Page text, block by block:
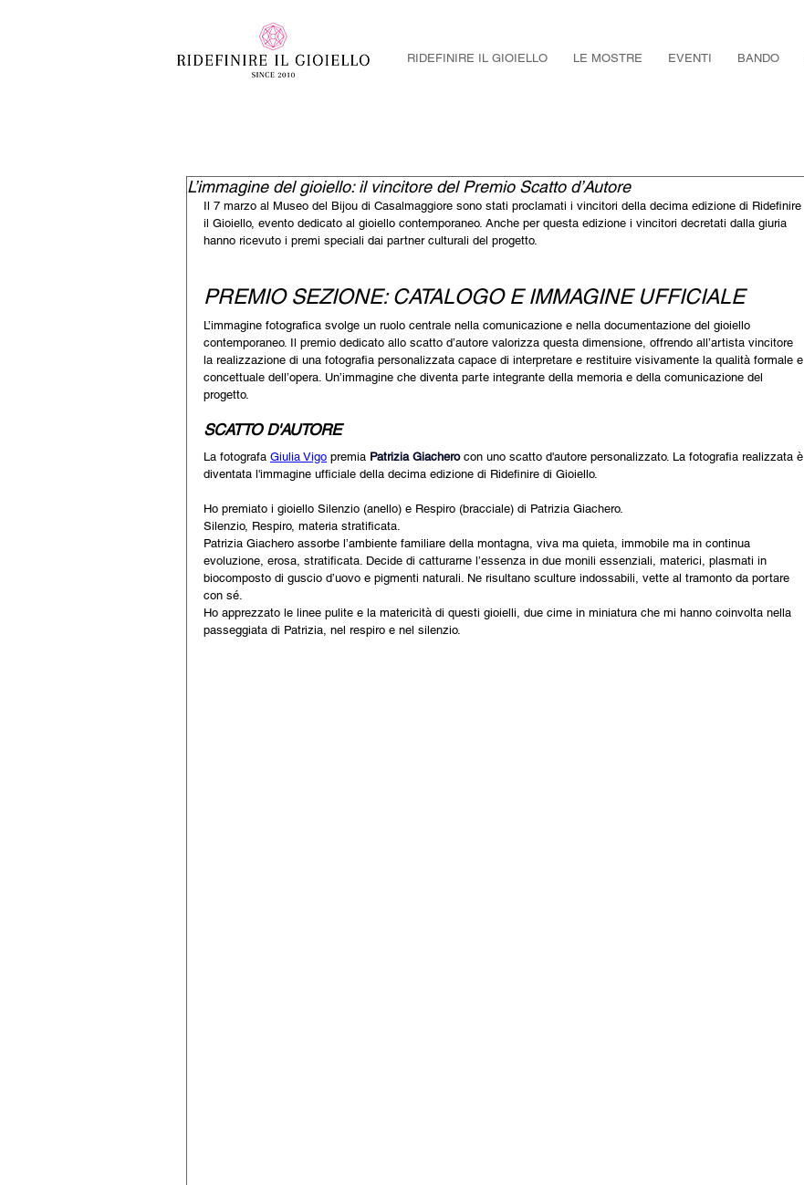
L’immagine del gioiello: il vincitore del Premio Scatto d’Autore
Il 7 marzo al Museo del Bijou di Casalmaggiore sono stati proclamati i vincitori della decima edizione di Ridefinire
il Gioiello, evento dedicato al gioiello contemporaneo. Anche per questa edizione i vincitori decretati dalla giuria
hanno ricevuto i premi speciali dai partner culturali del progetto.
PREMIO SEZIONE: CATALOGO E IMMAGINE UFFICIALE
L’immagine fotografica svolge un ruolo centrale nella comunicazione e nella documentazione del gioiello
contemporaneo. Il premio dedicato allo scatto d’autore valorizza questa dimensione, offrendo all’artista vincitore
la realizzazione di una fotografia personalizzata capace di interpretare e restituire visivamente la qualità formale e
concettuale dell’opera. Un’immagine che diventa parte integrante della memoria e della comunicazione del
progetto.
SCATTO D'AUTORE
La fotografa Giulia Vigo premia Patrizia Giachero con uno scatto d'autore personalizzato. La fotografia realizzata è
diventata l'immagine ufficiale della decima edizione di Ridefinire di Gioiello.
Ho premiato i gioiello Silenzio (anello) e Respiro (bracciale) di Patrizia Giachero.
Silenzio, Respiro, materia stratificata.
Patrizia Giachero assorbe l’ambiente familiare della montagna, viva ma quieta, immobile ma in continua
evoluzione, erosa, stratificata. Decide di catturarne l’essenza in due monili essenziali, materici, plasmati in
biocomposto di guscio d’uovo e pigmenti naturali. Ne risultano sculture indossabili, vette al tramonto da portare
con sé.
Ho apprezzato le linee pulite e la matericità di questi gioielli, due cime in miniatura che mi hanno coinvolta nella
passeggiata di Patrizia, nel respiro e nel silenzio.
RIDEFINIRE IL GIOIELLO LE MOSTRE EVENTI BANDO